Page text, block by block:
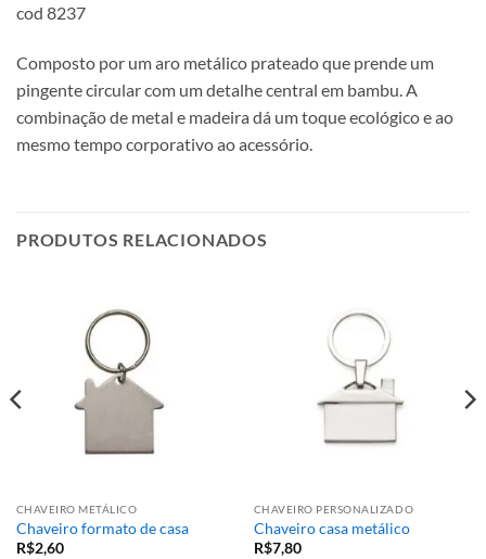
cod 8237
Composto por um aro metálico prateado que prende um
pingente circular com um detalhe central em bambu. A
combinação de metal e madeira dá um toque ecológico e ao
mesmo tempo corporativo ao acessório.
PRODUTOS RELACIONADOS
CHAVEIRO METÁLICO
Chaveiro formato de casa
R$2,60
CHAVEIRO PERSONALIZADO
Chaveiro casa metálico
R$7,80